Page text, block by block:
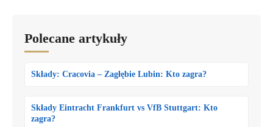
Polecane artykuły
Składy: Cracovia – Zagłębie Lubin: Kto zagra?
Składy Eintracht Frankfurt vs VfB Stuttgart: Kto
zagra?